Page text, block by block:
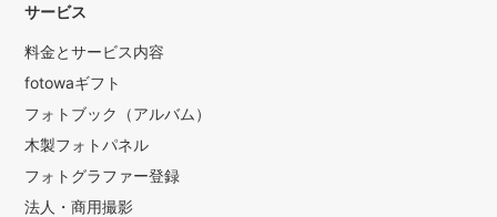
サービス
料金とサービス内容
fotowaギフト
フォトブック（アルバム）
木製フォトパネル
フォトグラファー登録
法人・商用撮影